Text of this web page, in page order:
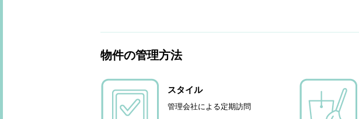
物件の管理方法
スタイル
管理会社による定期訪問